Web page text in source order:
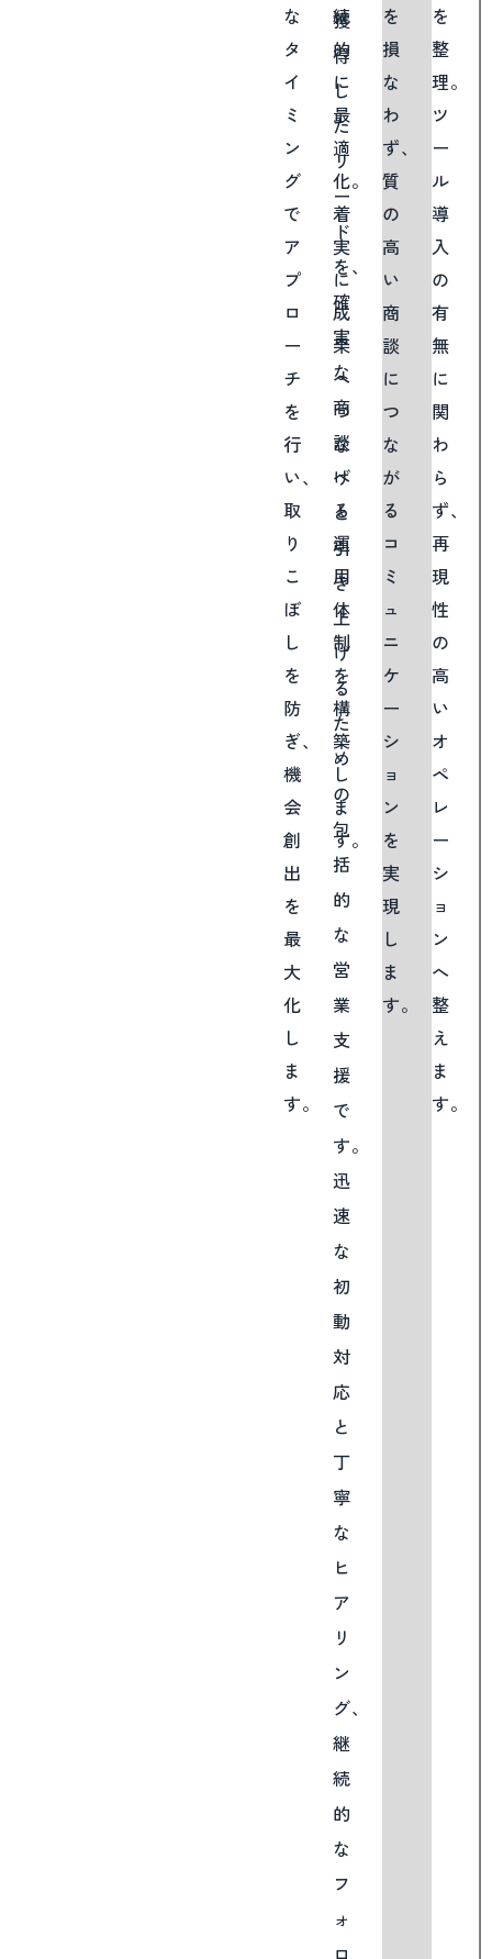
獲
得
し
た
リ
ー
ド
を、
確
実
な
商
談
へ
と
引
き
上
げ
る
た
め
の
包
括
的
な
営
業
支
援
で
す。
迅
速
な
初
動
対
応
と
丁
寧
な
ヒ
ア
リ
ン
グ、
継
続
的
な
フ
ォ
ロ
な
タ
イ
ミ
ン
グ
で
ア
プ
ロ
ー
チ
を
行
い、
取
り
こ
ぼ
し
を
防
ぎ、
機
会
創
出
を
最
大
化
し
ま
す。
続
的
に
最
適
化。
着
実
に
成
果
へ
つ
な
げ
る
運
用
体
制
を
構
築
し
ま
す。
を
損
な
わ
ず、
質
の
高
い
商
談
に
つ
な
が
る
コ
ミ
ュ
ニ
ケ
ー
シ
ョ
ン
を
実
現
し
ま
す。
を
整
理。
ツ
ー
ル
導
入
の
有
無
に
関
わ
ら
ず、
再
現
性
の
高
い
オ
ペ
レ
ー
シ
ョ
ン
へ
整
え
ま
す。